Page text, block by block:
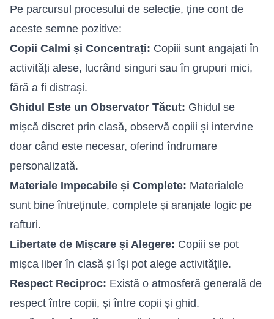
Pe parcursul procesului de selecție, ține cont de
aceste semne pozitive:
Copii Calmi și Concentrați: Copiii sunt angajați în
activități alese, lucrând singuri sau în grupuri mici,
fără a fi distrași.
Ghidul Este un Observator Tăcut: Ghidul se
mișcă discret prin clasă, observă copiii și intervine
doar când este necesar, oferind îndrumare
personalizată.
Materiale Impecabile și Complete: Materialele
sunt bine întreținute, complete și aranjate logic pe
rafturi.
Libertate de Mișcare și Alegere: Copiii se pot
mișca liber în clasă și își pot alege activitățile.
Respect Reciproc: Există o atmosferă generală de
respect între copii, și între copii și ghid.